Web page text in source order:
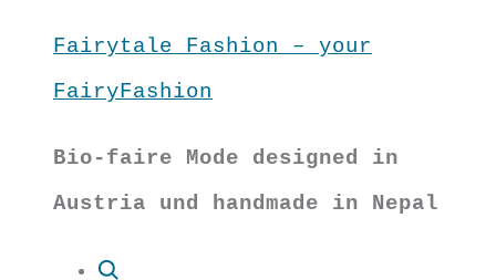
Fairytale Fashion – your
FairyFashion
Bio-faire Mode designed in
Austria und handmade in Nepal